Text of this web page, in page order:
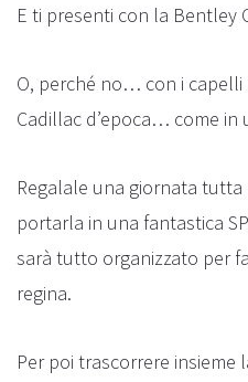
E ti presenti con la Bentley
O, perché no… con i
Cadillac d’epoca… come in
Regalale una giornata tutta
portarla in una fantastica
sarà tutto organizzato per
regina.
Per poi trascorrere